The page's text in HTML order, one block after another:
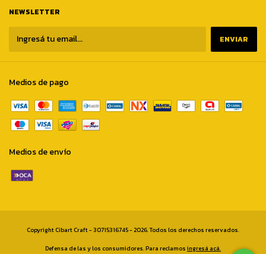
NEWSLETTER
Medios de pago
Medios de envío
Copyright Cibart Craft - 30715316745 - 2026. Todos los derechos reservados.
Defensa de las y los consumidores. Para reclamos ingresá acá.